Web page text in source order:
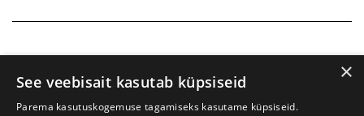
×
See veebisait kasutab küpsiseid
Parema kasutuskogemuse tagamiseks kasutame küpsiseid.